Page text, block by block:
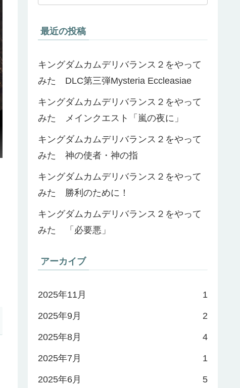
最近の投稿
キングダムカムデリバランス２をやって
みた DLC第三弾Mysteria Eccleasiae
キングダムカムデリバランス２をやって
みた メインクエスト「嵐の夜に」
キングダムカムデリバランス２をやって
みた 神の使者・神の指
キングダムカムデリバランス２をやって
みた 勝利のために！
キングダムカムデリバランス２をやって
みた 「必要悪」
アーカイブ
2025年11月 1
2025年9月 2
2025年8月 4
2025年7月 1
2025年6月 5